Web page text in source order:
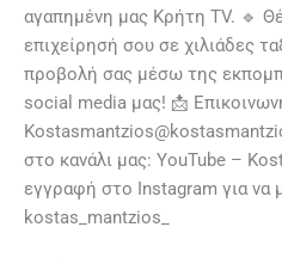
αγαπημένη μας Κρήτη TV. 🔹
επιχείρησή σου σε χιλιάδες
προβολή σας μέσω της
social media μας! 📩
στο κανάλι μας: YouTube –
εγγραφή στο Instagram για να
kostas_mantzios_